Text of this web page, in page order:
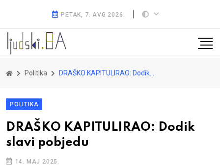
PETAK, 7. AVG 2026.
Politika DRAŠKO KAPITULIRAO: Dodik slavi pobjedu
POLITIKA
DRAŠKO KAPITULIRAO: Dodik
slavi pobjedu
14. MAJ 2025.